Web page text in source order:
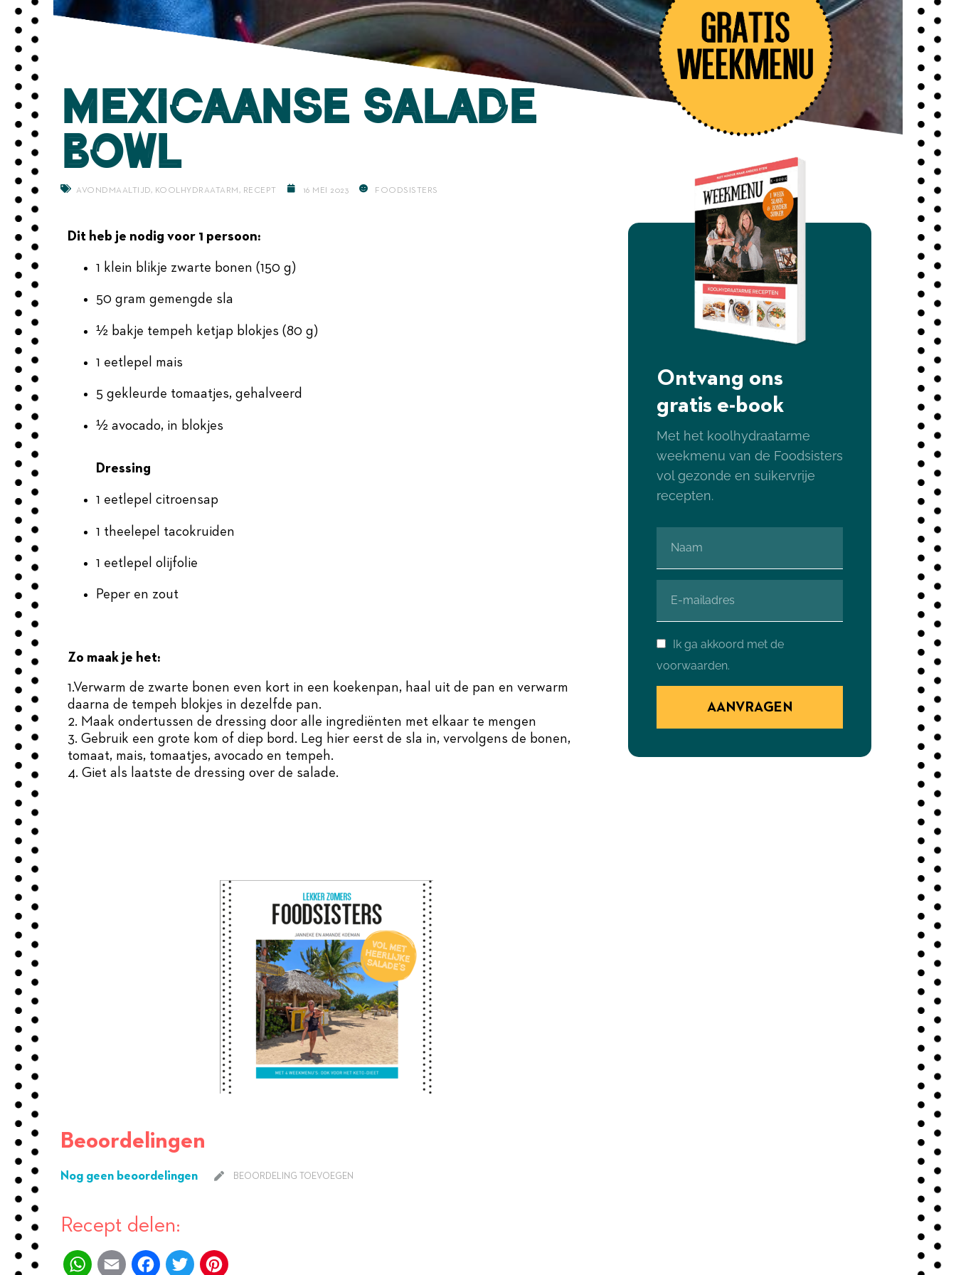
Mexicaanse salade
bowl
AVONDMAALTIJD, KOOLHYDRAATARM , RECEPT 16 MEI 2023 FOODSISTERS
Dit heb je nodig voor 1 persoon:
1 klein blikje zwarte bonen (150 g)
50 gram gemengde sla
½ bakje tempeh ketjap blokjes (80 g)
1 eetlepel mais
5 gekleurde tomaatjes, gehalveerd
½ avocado, in blokjes
Dressing
1 eetlepel citroensap
1 theelepel tacokruiden
1 eetlepel olijfolie
Peper en zout
Zo maak je het:
1.Verwarm de zwarte bonen even kort in een koekenpan, haal uit de pan en verwarm
daarna de tempeh blokjes in dezelfde pan.
2. Maak ondertussen de dressing door alle ingrediënten met elkaar te mengen
3. Gebruik een grote kom of diep bord. Leg hier eerst de sla in, vervolgens de bonen,
tomaat, mais, tomaatjes, avocado en tempeh.
4. Giet als laatste de dressing over de salade.
Beoordelingen
Nog geen beoordelingen BEOORDELING TOEVOEGEN
Recept delen:
WhatsApp
Email FacebookTwitter
Ontvang ons
gratis e-book
Met het koolhydraatarme
weekmenu van de Foodsisters
vol gezonde en suikervrije
recepten.
Ik ga akkoord met de
voorwaarden.
AANVRAGEN